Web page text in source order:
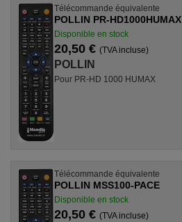
Télécommande équivalente
POLLIN PR-HD1000HUMAX
Disponible en stock
20,50 € (TVA incluse)
POLLIN
Pour PR-HD 1000 HUMAX
Télécommande équivalente
POLLIN MSS100-PACE
Disponible en stock
20,50 € (TVA incluse)